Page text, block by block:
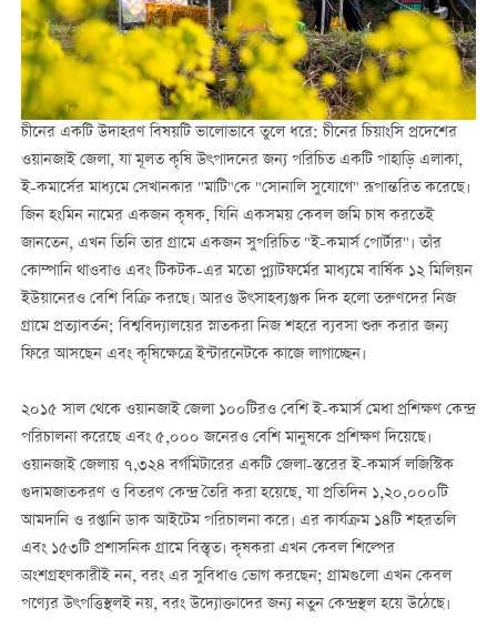
চীনের একটি উদাহরণ বিষয়টি ভালোভাবে তুলে ধরে: চীনের চিয়াংসি প্রদেশের
ওয়ানজাই জেলা, যা মূলত কৃষি উৎপাদনের জন্য পরিচিত একটি পাহাড়ি এলাকা,
ই-কমার্সের মাধ্যমে সেখানকার "মাটি"কে "সোনালি সুযোগে" রূপান্তরিত করেছে।
জিন হংমিন নামের একজন কৃষক, যিনি একসময় কেবল জমি চাষ করতেই
জানতেন, এখন তিনি তার গ্রামে একজন সুপরিচিত "ই-কমার্স পোর্টার"। তাঁর
কোম্পানি থাওবাও এবং টিকটক-এর মতো প্ল্যাটফর্মের মাধ্যমে বার্ষিক ১২ মিলিয়ন
ইউয়ানেরও বেশি বিক্রি করছে। আরও উৎসাহব্যঞ্জক দিক হলো তরুণদের নিজ
গ্রামে প্রত্যাবর্তন; বিশ্ববিদ্যালয়ের স্নাতকরা নিজ শহরে ব্যবসা শুরু করার জন্য
ফিরে আসছেন এবং কৃষিক্ষেত্রে ইন্টারনেটকে কাজে লাগাচ্ছেন।
২০১৫ সাল থেকে ওয়ানজাই জেলা ১০০টিরও বেশি ই-কমার্স মেধা প্রশিক্ষণ কেন্দ্র
পরিচালনা করেছে এবং ৫,০০০ জনেরও বেশি মানুষকে প্রশিক্ষণ দিয়েছে।
ওয়ানজাই জেলায় ৭,৩২৪ বর্গমিটারের একটি জেলা-স্তরের ই-কমার্স লজিস্টিক
গুদামজাতকরণ ও বিতরণ কেন্দ্র তৈরি করা হয়েছে, যা প্রতিদিন ১,২০,০০০টি
আমদানি ও রপ্তানি ডাক আইটেম পরিচালনা করে। এর কার্যক্রম ১৪টি শহরতলি
এবং ১৫৩টি প্রশাসনিক গ্রামে বিস্তৃত। কৃষকরা এখন কেবল শিল্পের
অংশগ্রহণকারীই নন, বরং এর সুবিধাও ভোগ করছেন; গ্রামগুলো এখন কেবল
পণ্যের উৎপত্তিস্থলই নয়, বরং উদ্যোক্তাদের জন্য নতুন কেন্দ্রস্থল হয়ে উঠেছে।